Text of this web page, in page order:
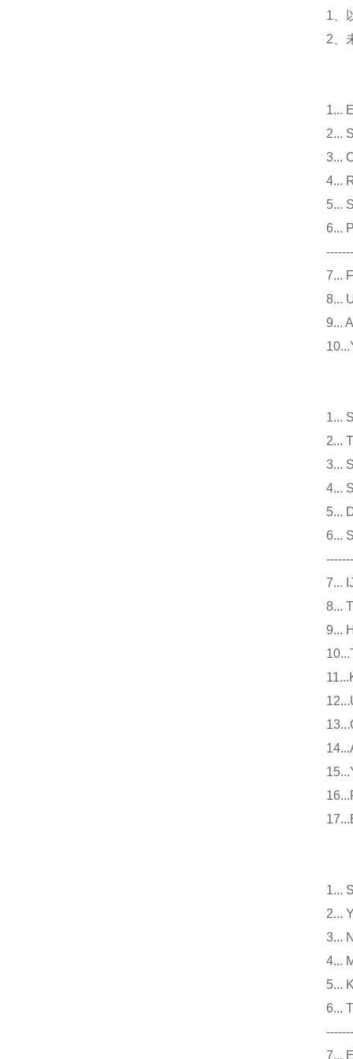
1、
2、
1...
2...
3...
4...
5...
6...
7...
8...
9...
1...
2...
3...
4...
5...
6...
7...
8...
9...
1...
2...
3...
4...
5...
6...
7...